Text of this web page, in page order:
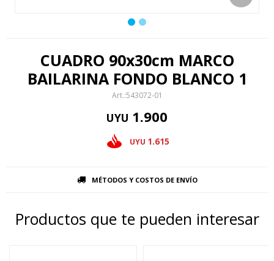
CUADRO 90x30cm MARCO
BAILARINA FONDO BLANCO 1
543072-01
UYU 1.900
UYU 1.615
MÉTODOS Y COSTOS DE ENVÍO
Productos que te pueden interesar